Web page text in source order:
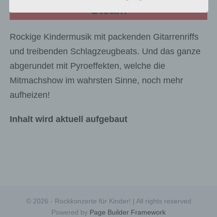
Steam
Rockige Kindermusik mit packenden Gitarrenriffs
und treibenden Schlagzeugbeats. Und das ganze
abgerundet mit Pyroeffekten, welche die
Mitmachshow im wahrsten Sinne, noch mehr
aufheizen!
Inhalt wird aktuell aufgebaut
© 2026 - Rockkonzerte für Kinder! | All rights reserved
Powered by Page Builder Framework
frei, personenbezogene Daten auch auf
alternativen Wegen, beispielsweise telefonisch, an
uns zu übermitteln.
Begriffsbestimmungen
Die Datenschutzerklärung beruht auf den
Begrifflichkeiten, die durch den Europäischen
der Datenschutz-Grundverordnung (DS-GVO)
verwendet wurden. Unsere Datenschutzerklärung
lesbar und verständlich sein. Um dies zu
Personenbezogene Daten sind alle
Informationen, die sich auf eine identifizierte